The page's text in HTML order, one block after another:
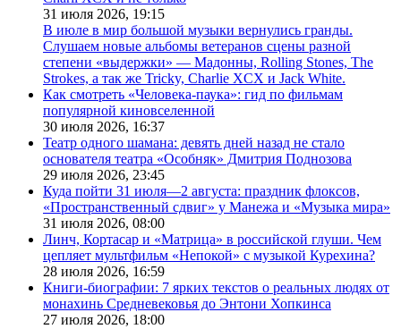
31 июля 2026, 19:15
В июле в мир большой музыки вернулись гранды.
Слушаем новые альбомы ветеранов сцены разной
степени «выдержки» — Мадонны, Rolling Stones, The
Strokes, а так же Tricky, Charlie XCX и Jack White.
Как смотреть «Человека-паука»: гид по фильмам
популярной киновселенной
30 июля 2026, 16:37
Театр одного шамана: девять дней назад не стало
основателя театра «Особняк» Дмитрия Поднозова
29 июля 2026, 23:45
Куда пойти 31 июля—2 августа: праздник флоксов,
«Пространственный сдвиг» у Манежа и «Музыка мира»
31 июля 2026, 08:00
Линч, Кортасар и «Матрица» в российской глуши. Чем
цепляет мультфильм «Непокой» с музыкой Курехина?
28 июля 2026, 16:59
Книги-биографии: 7 ярких текстов о реальных людях от
монахинь Средневековья до Энтони Хопкинса
27 июля 2026, 18:00